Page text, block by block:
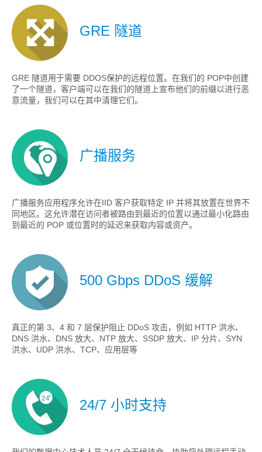
GRE 隧道
GRE 隧道用于需要 DDOS保护的远程位置。在我们的 POP中创建
了一个隧道，客户端可以在我们的隧道上宣布他们的前缀以进行恶
意流量，我们可以在其中清理它们。
广播服务
广播服务应用程序允许在IID 客户获取特定 IP 并将其放置在世界不
同地区。这允许潜在访问者被路由到最近的位置以通过最小化路由
到最近的 POP 或位置时的延迟来获取内容或资产。
500 Gbps DDoS 缓解
真正的第 3、4 和 7 层保护阻止 DDoS 攻击，例如 HTTP 洪水、
DNS 洪水、DNS 放大、NTP 放大、SSDP 放大、IP 分片、SYN
洪水、UDP 洪水、TCP、应用层等
24/7 小时支持